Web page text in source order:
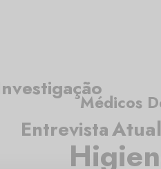
Médicos
Entrevista